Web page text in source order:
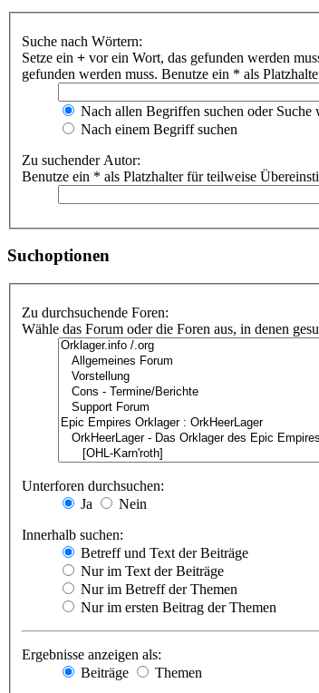
Suche nach Wörtern:
Setze ein + vor ein Wort, das gefunden werden
gefunden werden muss. Benutze ein * als
Nach allen Begriffen suchen oder Suche
Nach einem Begriff suchen
Zu suchender Autor:
Benutze ein * als Platzhalter für teilweise
Suchoptionen
Zu durchsuchende Foren:
Wähle das Forum oder die Foren aus, in denen
Unterforen durchsuchen:
Ja
Nein
Innerhalb suchen:
Betreff und Text der Beiträge
Nur im Text der Beiträge
Nur im Betreff der Themen
Nur im ersten Beitrag der Themen
Ergebnisse anzeigen als:
Beiträge
Themen